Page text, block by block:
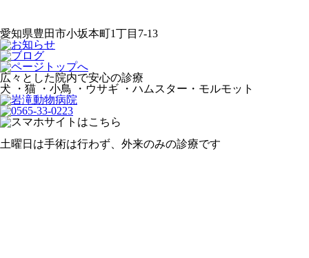
愛知県豊田市小坂本町1丁目7-13
広々とした院内で安心の診療
犬 ・猫 ・小鳥 ・ウサギ ・ハムスター・モルモット
土曜日は手術は行わず、外来のみの診療です